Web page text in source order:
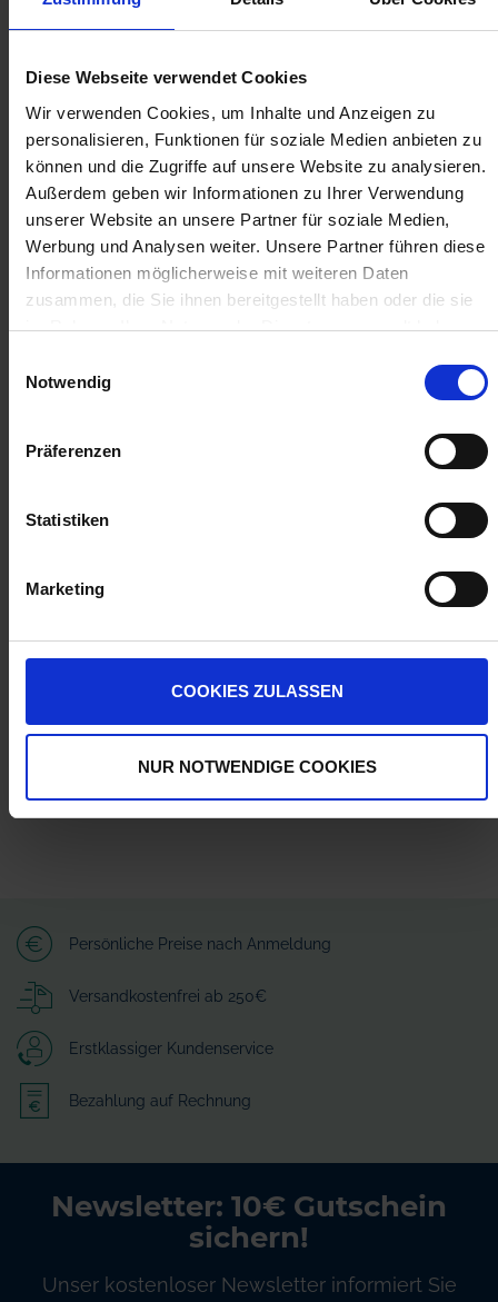
Diese Webseite verwendet Cookies
Wir verwenden Cookies, um Inhalte und Anzeigen zu
personalisieren, Funktionen für soziale Medien anbieten zu
können und die Zugriffe auf unsere Website zu analysieren.
Außerdem geben wir Informationen zu Ihrer Verwendung
unserer Website an unsere Partner für soziale Medien,
Werbung und Analysen weiter. Unsere Partner führen diese
Informationen möglicherweise mit weiteren Daten
zusammen, die Sie ihnen bereitgestellt haben oder die sie
im Rahmen Ihrer Nutzung der Dienste gesammelt haben.
Notwendig
Präferenzen
Statistiken
Marketing
COOKIES ZULASSEN
NUR NOTWENDIGE COOKIES
Anmelden für Ihren persönlichen Preis
4,30 € / St
4,30 €pro 1 Stück
zzgl. Versandkosten
Lieferung voraussichtlich
Menge
HARDI GmbH
Schaumburgerstraße 17
Persönliche Preise nach Anmeldung
Versandkostenfrei ab 250€
Erstklassiger Kundenservice
Bezahlung auf Rechnung
Newsletter: 10€ Gutschein
sichern!
Unser kostenloser Newsletter informiert Sie